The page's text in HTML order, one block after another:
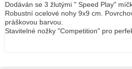
Dodáván se 3 žlutými " Speed Play"
Robustní ocelové nohy 9x9 cm.
práškovou barvou.
Stavitelné nožky "Competition" pro